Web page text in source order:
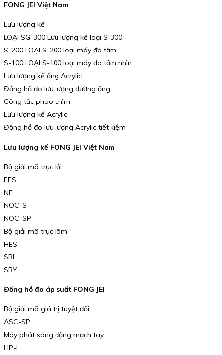
FONG JEI Việt Nam
Lưu lượng kế
LOẠI SG-300 Lưu lượng kế loại S-300
S-200 LOẠI S-200 loại máy đo tầm
S-100 LOẠI S-100 loại máy đo tầm nhìn
Lưu lượng kế ống Acrylic
Đồng hồ đo lưu lượng đường ống
Công tắc phao chìm
Lưu lượng kế Acrylic
Đồng hồ đo lưu lượng Acrylic tiết kiệm
Lưu lượng kế FONG JEI Việt Nam
Bộ giải mã trục lồi
FES
NE
NOC-S
NOC-SP
Bộ giải mã trục lõm
HES
SBI
SBY
Đồng hồ đo áp suất FONG JEI
Bộ giải mã giá trị tuyệt đối
ASC-SP
Máy phát sóng động mạch tay
HP-L